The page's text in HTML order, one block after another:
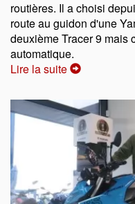
routières. Il a choisi
route au guidon d'une
deuxième Tracer 9 mais
automatique.
Lire la suite